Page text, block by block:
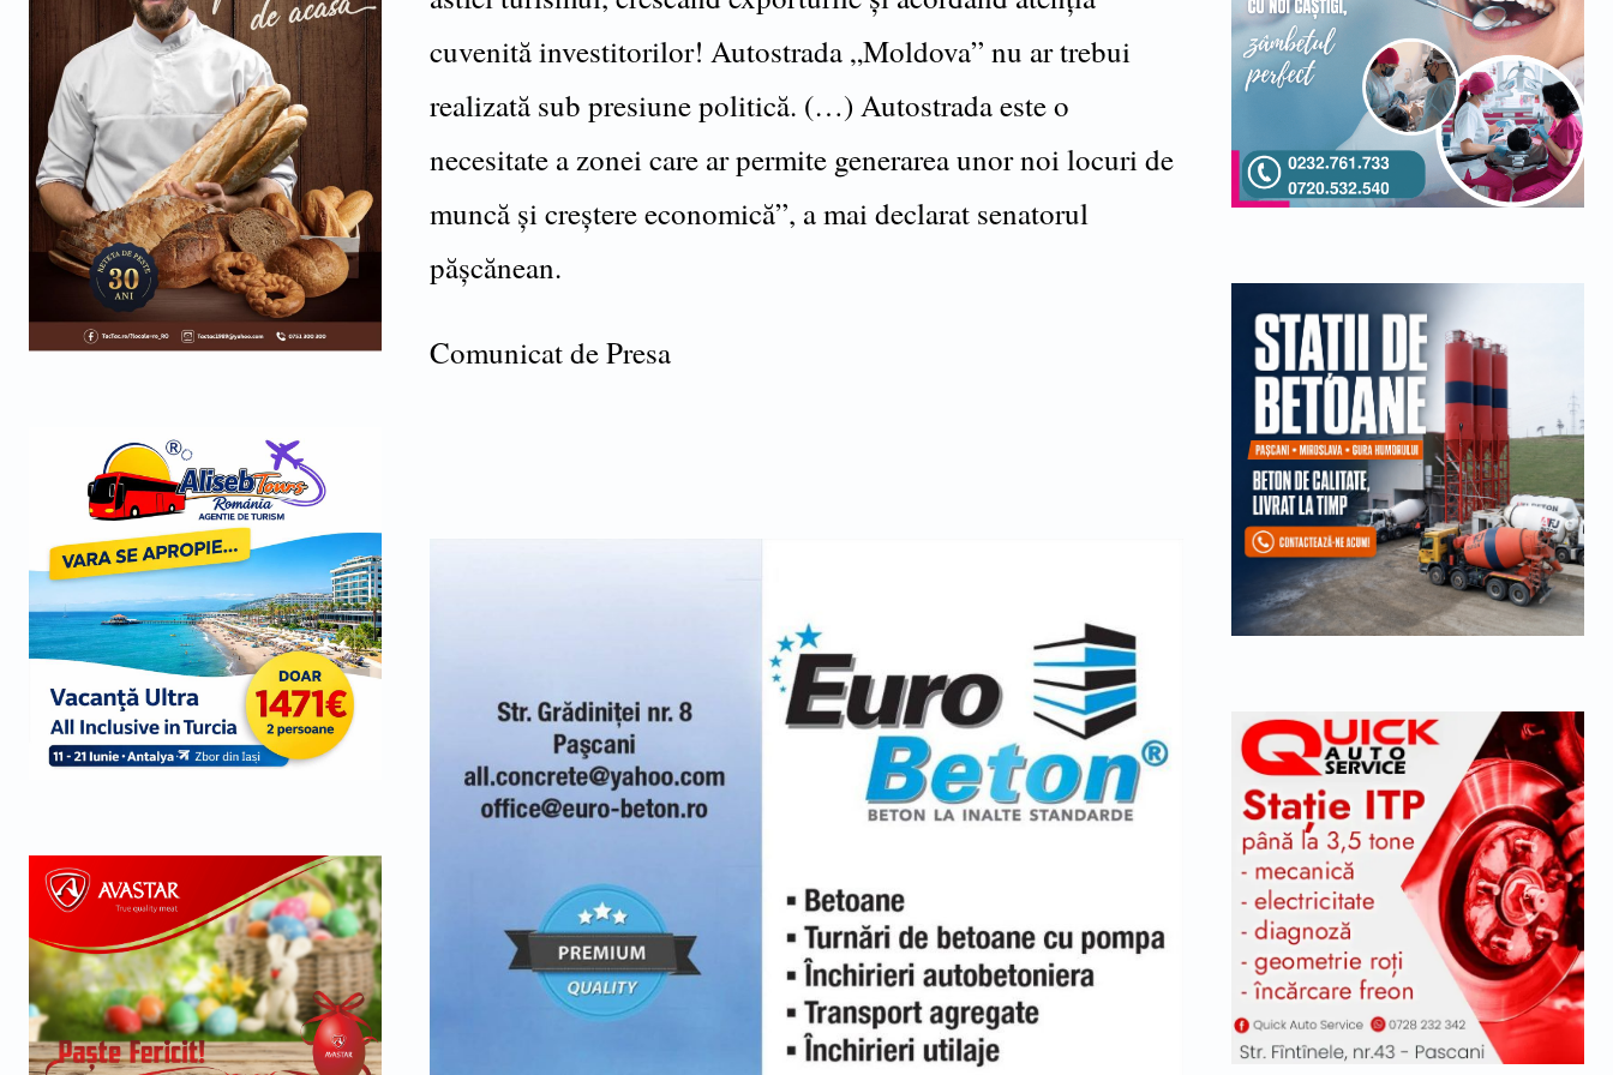
cuvenită investitorilor! Autostrada „Moldova” nu ar trebui
realizată sub presiune politică. (…) Autostrada este o
necesitate a zonei care ar permite generarea unor noi locuri de
muncă şi creştere economică”, a mai declarat senatorul
păşcănean.
Comunicat de Presa